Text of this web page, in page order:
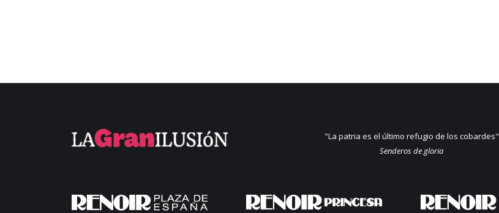
"La patria es el último refugio de los cobardes"
Senderos de gloria